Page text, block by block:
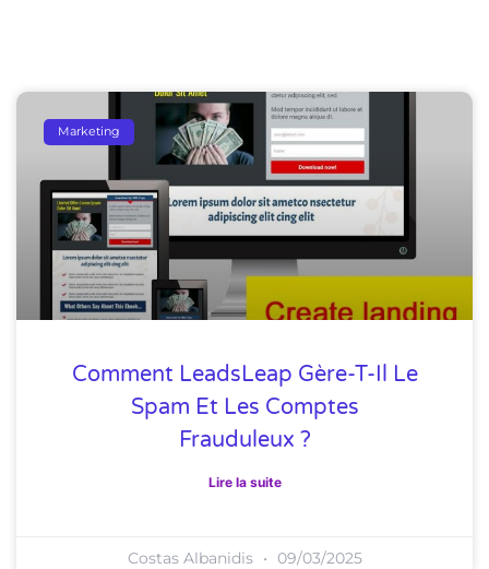
Marketing
Comment LeadsLeap Gère-T-Il Le
Spam Et Les Comptes
Frauduleux ?
Lire la suite
Costas Albanidis 09/03/2025